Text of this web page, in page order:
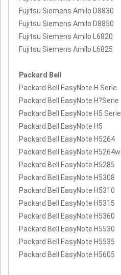
Fujitsu Siemens Amilo D8830
Fujitsu Siemens Amilo D8850
Fujitsu Siemens Amilo L6820
Fujitsu Siemens Amilo L6825
Packard Bell
Packard Bell EasyNote H Serie
Packard Bell EasyNote H?Serie
Packard Bell EasyNote H5 Serie
Packard Bell EasyNote H5
Packard Bell EasyNote H5264
Packard Bell EasyNote H5264w
Packard Bell EasyNote H5285
Packard Bell EasyNote H5308
Packard Bell EasyNote H5310
Packard Bell EasyNote H5315
Packard Bell EasyNote H5360
Packard Bell EasyNote H5530
Packard Bell EasyNote H5535
Packard Bell EasyNote H5605